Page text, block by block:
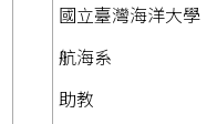
國立臺灣海洋大學
航海系
助教